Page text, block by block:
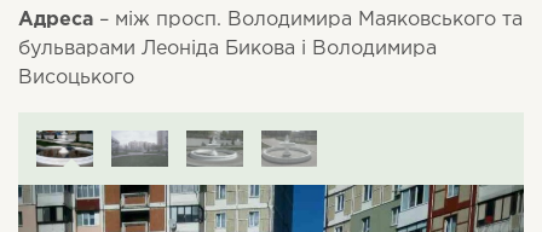
Адреса – між просп. Володимира Маяковського та
бульварами Леоніда Бикова і Володимира
Висоцького